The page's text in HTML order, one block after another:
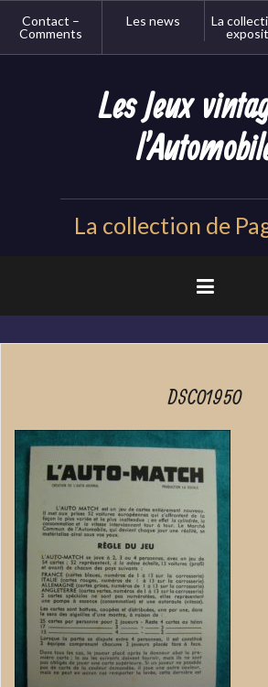
Contact –
Comments
Les news
La
Les Jeux
La collection de
DSC01950